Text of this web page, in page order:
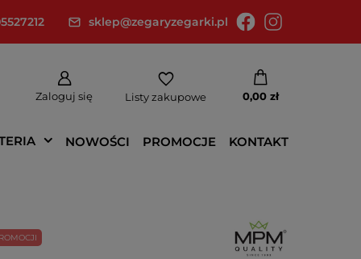
sklep@zegaryzegarki.pl
Zaloguj się Listy zakupowe 0,00 zł
NOWOŚCI PROMOCJE KONTAKT